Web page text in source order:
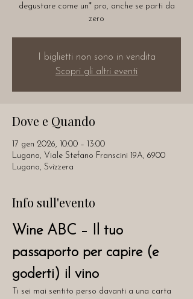
degustare come un* pro, anche se parti da
zero
I biglietti non sono in vendita
Scopri gli altri eventi
Dove e Quando
17 gen 2026, 10:00 – 13:00
Lugano, Viale Stefano Franscini 19A, 6900
Lugano, Svizzera
Info sull'evento
Wine ABC – Il tuo
passaporto per capire (e
goderti) il vino
Ti sei mai sentito perso davanti a una carta